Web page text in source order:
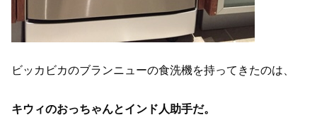
ビッカビカのブランニューの食洗機を持ってきたのは、
キウィのおっちゃんとインド人助手だ。